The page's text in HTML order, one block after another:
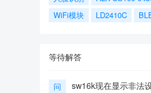
WiFi模块
LD2410C
等待解答
问 sw16k现在显示非法